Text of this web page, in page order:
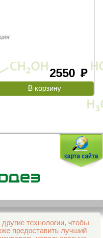
2550 руб
технологии, чтобы
предоставить лучший